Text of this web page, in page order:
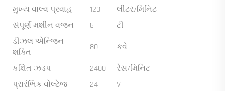
મુખ્ય વાલ્વ પ્રવાહ 120
લીટર/મિનિટ
સંપૂર્ણ મશીન વજન
6
ટી
ડીઝલ એન્જિન
શક્તિ
80 કવે
કક્ષિત ઝડપ 2400
રેસ/મિનિટ
પ્રારંભિક વોલ્ટેજ
24
V